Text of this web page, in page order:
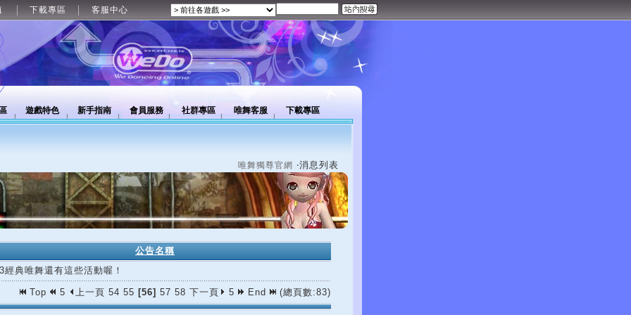
下載專區 客服中心
遊戲特色 新手指南 會員服務 社群專區 唯舞客服 下載專區
唯舞獨尊官網 ‧消息列表
公告名稱
經典唯舞還有這些活動喔！
Top 5 上一頁 54 55 [56] 57 58 下一頁 5 End (總頁數:83)